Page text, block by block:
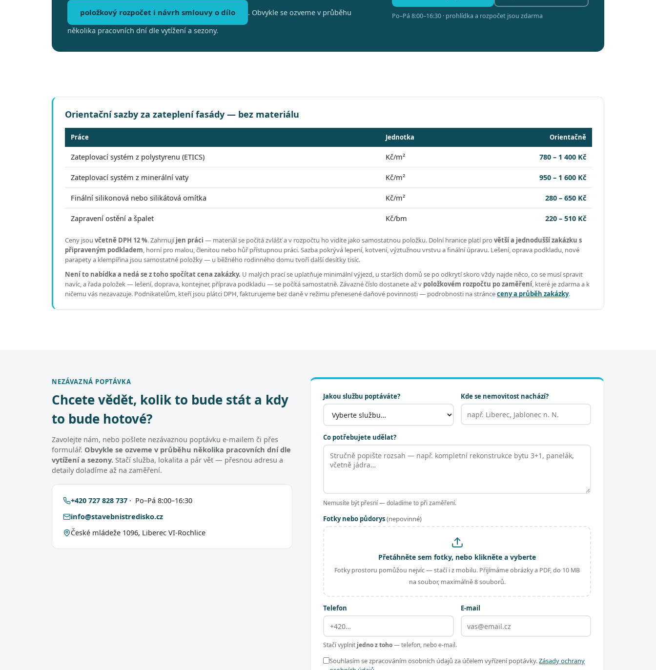
položkový rozpočet i návrh smlouvy o dílo
. Obvykle se ozveme v průběhu
několika pracovních dní dle vytížení a sezony.
Po–Pá 8:00–16:30 · prohlídka a rozpočet jsou zdarma
Orientační sazby za zateplení fasády — bez materiálu
Práce Jednotka Orientačně
Zateplovací systém z polystyrenu (ETICS) Kč/m² 780 – 1 400 Kč
Zateplovací systém z minerální vaty Kč/m² 950 – 1 600 Kč
Finální silikonová nebo silikátová omítka Kč/m² 280 – 650 Kč
Zapravení ostění a špalet Kč/bm 220 – 510 Kč
Ceny jsou včetně DPH 12 %.Zahrnujíjen práci — materiál se počítá zvlášť a v rozpočtu ho vidíte jako samostatnou položku. Dolní hranice platí pro větší a jednodušší zakázku s
připraveným podkladem, horní pro malou, členitou nebo hůř přístupnou práci.Sazba pokrývá lepení, kotvení, výztužnou vrstvu a finální úpravu. Lešení, oprava podkladu, nové
parapety a klempířina jsou samostatné položky — u běžného rodinného domu tvoří další desítky tisíc.
Není to nabídka a nedá se z toho spočítat cena zakázky. U malých prací se uplatňuje minimální výjezd, u starších domů se po odkrytí skoro vždy najde něco, co se musí spravit
navíc, a řada položek — lešení, doprava, kontejner, příprava podkladu — se počítá samostatně. Závazné číslo dostanete až v položkovém rozpočtu po zaměření, které je zdarma a k
ničemu vás nezavazuje. Podnikatelům, kteří jsou plátci DPH, fakturujeme bez daně v režimu přenesené daňové povinnosti — podrobnosti na stránceceny a průběh zakázky.
NEZÁVAZNÁ POPTÁVKA
Chcete vědět, kolik to bude stát a kdy
to bude hotové?
Zavolejte nám, nebo pošlete nezávaznou poptávku e-mailem či přes
formulář. Obvykle se ozveme v průběhu několika pracovních dní dle
vytížení a sezony. Stačí služba, lokalita a pár vět — přesnou adresu a
detaily doladíme až na zaměření.
+420 727 828 737 · Po–Pá 8:00–16:30
info@stavebnistredisko.cz
České mládeže 1096, Liberec VI-Rochlice
Jakou službu poptáváte? Kde se nemovitost nachází?
Co potřebujete udělat?
Nemusíte být přesní — doladíme to při zaměření.
Fotky nebo půdorys(nepovinné)
Přetáhněte sem fotky, nebo klikněte a vyberte
Fotky prostoru pomůžou nejvíc — stačí i z mobilu. Přijímáme obrázky a PDF, do 10 MB
na soubor, maximálně 8 souborů.
Telefon E-mail
Stačí vyplnit jedno z toho— telefon, nebo e-mail.
Souhlasím se zpracováním osobních údajů za účelem vyřízení poptávky.Zásady ochrany